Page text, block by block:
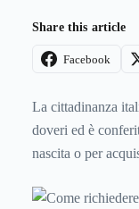
Share this article
Facebook
La cittadinanza
doveri ed è
nascita o per
italiana e quali